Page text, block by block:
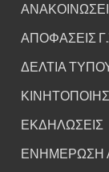
ΑΠΟΦΑΣΕΙΣ
ΔΕΛΤΙΑ
ΕΚΔΗΛΩΣΕΙΣ
ΕΝΗΜΕΡΩΣΗ